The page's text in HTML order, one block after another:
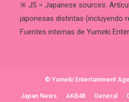
※ JS = Japanese sources:
japonesas distintas (incluyendo
Fuentes internas de Yumeki
© Yumeki Entertainment
Japan News AKB48 General